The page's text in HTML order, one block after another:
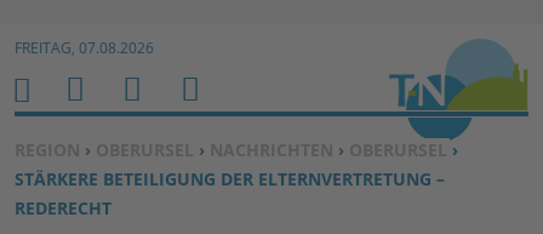
Zum Inhalt springen ↓
FREITAG, 07.08.2026
SIE BEFINDEN SICH HIER:
REGION › OBERURSEL › NACHRICHTEN › OBERURSEL ›
STÄRKERE BETEILIGUNG DER ELTERNVERTRETUNG –
REDERECHT
H
O
M
E
M
E
N
U
S
U
C
B
E
N